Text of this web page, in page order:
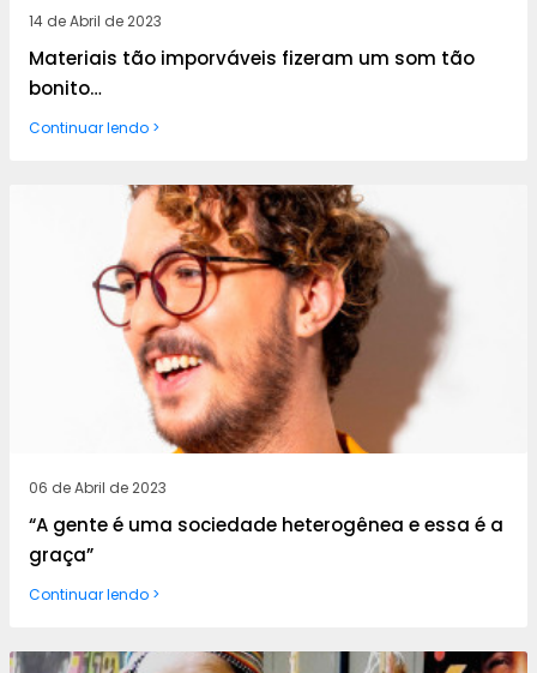
14 de Abril de 2023
Materiais tão imporváveis fizeram um som tão
bonito…
Continuar lendo >
06 de Abril de 2023
“A gente é uma sociedade heterogênea e essa é a
graça”
Continuar lendo >